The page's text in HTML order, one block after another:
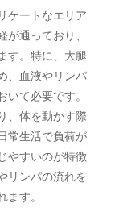
ケートなエリア
通っており、
す。特に、大腿
、血液やリンパ
て必要です。
、体を動かす際
常生活で負荷が
やすいのが特徴
リンパの流れを
す。